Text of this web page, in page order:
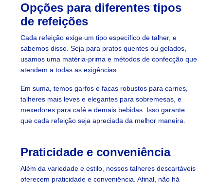
Opções para diferentes tipos
de refeições
Cada refeição exige um tipo específico de talher, e
sabemos disso. Seja para pratos quentes ou gelados,
usamos uma matéria-prima e métodos de confecção que
atendem a todas as exigências.
Em suma, temos garfos e facas robustos para carnes,
talheres mais leves e elegantes para sobremesas, e
mexedores para café e demais bebidas. Isso garante
que cada refeição seja apreciada da melhor maneira.
Praticidade e conveniência
Além da variedade e estilo, nossos talheres descartáveis
oferecem praticidade e conveniência. Afinal, não há